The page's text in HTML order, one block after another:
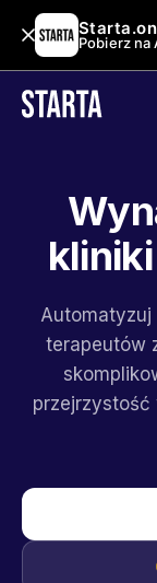
Pobierz na
terapeutów
przejrzystość